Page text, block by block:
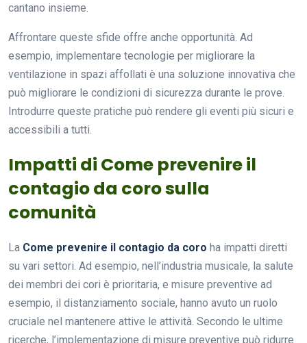
cantano insieme.
Affrontare queste sfide offre anche opportunità. Ad
esempio, implementare tecnologie per migliorare la
ventilazione in spazi affollati è una soluzione innovativa che
può migliorare le condizioni di sicurezza durante le prove.
Introdurre queste pratiche può rendere gli eventi più sicuri e
accessibili a tutti.
Impatti di Come prevenire il
contagio da coro sulla
comunità
La Come prevenire il contagio da coro ha impatti diretti
su vari settori. Ad esempio, nell’industria musicale, la salute
dei membri dei cori è prioritaria, e misure preventive ad
esempio, il distanziamento sociale, hanno avuto un ruolo
cruciale nel mantenere attive le attività. Secondo le ultime
ricerche, l’implementazione di misure preventive può ridurre